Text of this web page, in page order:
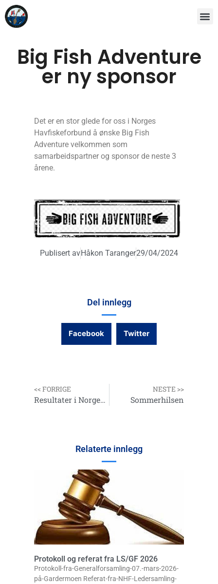
Big Fish Adventure
er ny sponsor
Det er en stor glede for oss i Norges
Havfiskeforbund å ønske Big Fish
Adventure velkommen som
samarbeidspartner og sponsor de neste 3
årene.
Publisert avHåkon Taranger29/04/2024
Del innlegg
Facebook Twitter
<< FORRIGE
Resultater i Norgescupen
NESTE >>
Sommerhilsen
Relaterte innlegg
Protokoll og referat fra LS/GF 2026
Protokoll-fra-Generalforsamling-07.-mars-2026-
på-Gardermoen Referat-fra-NHF-Ledersamling-